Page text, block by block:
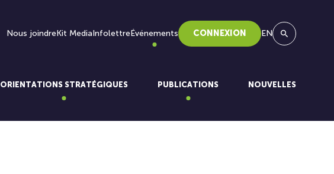
Nous joindreKit MediaInfolettreÉvénements CONNEXION EN
ORIENTATIONS STRATÉGIQUES PUBLICATIONS NOUVELLES